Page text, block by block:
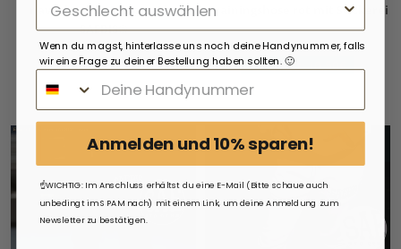
navyblau mit Stickerei by
SAEBIS®
54,99€
Trainingshose rot mit Stickerei
38,49€ 54,99€
Du sparst: 16,50€
Wenn du magst, hinterlasse uns noch deine Handynummer, falls
wir eine Frage zu deiner Bestellung haben sollten. 🙂
Anmelden und 10% sparen!
☝️WICHTIG: Im Anschluss erhältst du eine E-Mail (Bitte schaue auch
unbedingt im SPAM nach) mit einem Link, um deine Anmeldung zum
Newsletter zu bestätigen.